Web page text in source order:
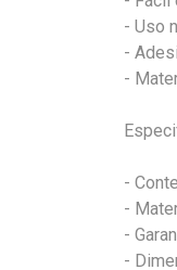
- Uso
-
-
-
-
-
-